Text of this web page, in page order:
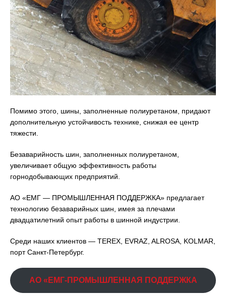
Помимо этого, шины, заполненные полиуретаном, придают
дополнительную устойчивость технике, снижая ее центр
тяжести.
Безаварийность шин, заполненных полиуретаном,
увеличивает общую эффективность работы
горнодобывающих предприятий.
АО «ЕМГ — ПРОМЫШЛЕННАЯ ПОДДЕРЖКА» предлагает
технологию безаварийных шин, имея за плечами
двадцатилетний опыт работы в шинной индустрии.
Среди наших клиентов — TEREX, EVRAZ, ALROSA, KOLMAR,
порт Санкт-Петербург.
АО «ЕМГ-ПРОМЫШЛЕННАЯ ПОДДЕРЖКА